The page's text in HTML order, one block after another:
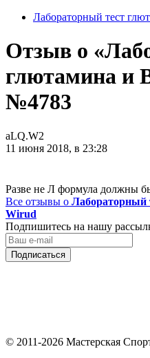
Лабораторный тест
Отзыв о
глютамина и
№4783
aLQ.W2
11 июня 2018, в 23:28
Разве не Л формула должны
Все отзывы о Лабораторный
Wirud
Подпишитесь на нашу
Подписаться
© 2011-2026 Мастерская